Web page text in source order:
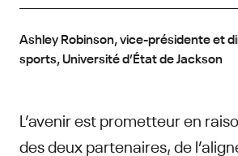
Ashley Robinson, vice-présidente et
sports, Université d’État de Jackson
L’avenir est prometteur en
des deux partenaires, de